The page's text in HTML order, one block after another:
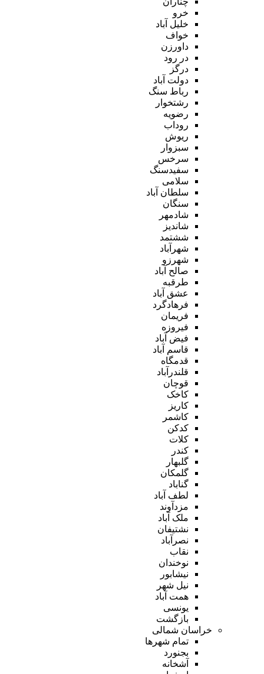
خرو
خلیل آباد
خواف
داورزن
در رود
درگز
دولت آباد
رباط سنگ
رشتخوار
رضویه
روداب
ریوش
سبزوار
سرخس
سفیدسنگ
سلامی
سلطان آباد
سنگان
شادمهر
شاندیز
ششتمد
شهرآباد
شهرزو
صالح آباد
طرقبه
عشق آباد
فرهادگرد
فریمان
فیروزه
فیض آباد
قاسم آباد
قدمگاه
قلندرآباد
قوچان
کاخک
کاریز
کاشمر
کدکن
کلات
کندر
گلبهار
گلمکان
گناباد
لطف آباد
مزدآوند
ملک آباد
نشتیفان
نصرآباد
نقاب
نوخندان
نیشابور
نیل شهر
همت آباد
یونسی
بازگشت
خراسان شمالی
تمام شهر‌ها
بجنورد
آشخانه